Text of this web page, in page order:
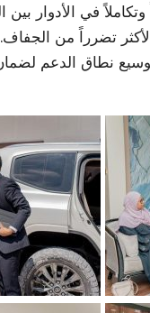
في الأدوار بين
تضرراً من
نطاق الدعم